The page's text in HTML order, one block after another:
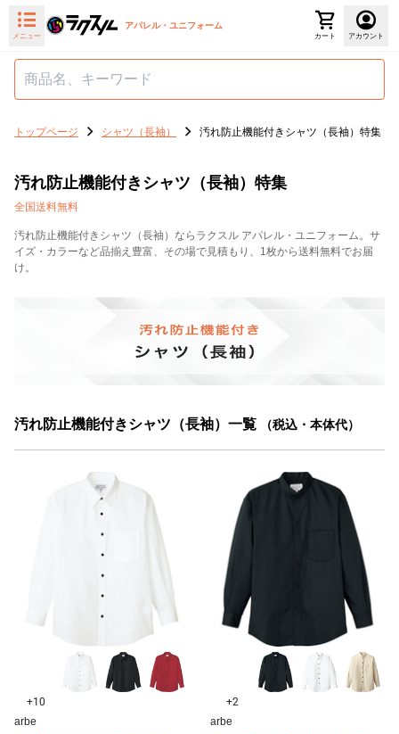
メニュー
アパレル・ユニフォーム
カート アカウント
トップページ シャツ（長袖） 汚れ防止機能付きシャツ（長袖）特集
汚れ防止機能付きシャツ（長袖）特集
全国送料無料
汚れ防止機能付きシャツ（長袖）ならラクスル アパレル・ユニフォーム。サ
イズ・カラーなど品揃え豊富、その場で見積もり、1枚から送料無料でお届
け。
汚れ防止機能付きシャツ（長袖）一覧 （税込・本体代）
+10
arbe
+2
arbe